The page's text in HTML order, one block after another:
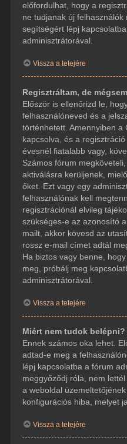
előfordulhat, hogy a
ne tudjanak új felhasználók
segítségért lépj
adminisztrátorával.
Vissza a tetejére
Regisztráltam, de
Először is ellenőrizd le,
felhasználóneved és a
történhetett. Amennyiben a
kapcsolva, és a
évesnél fiatalabb vagy,
Számos fórum
aktiválásra kerüljenek,
őket. Ezt vagy egy
felhasználónak kell
regisztrációnál elvileg
szükséges-e az azonosító
mailt, akkor kövesd az
rossz e-mail címet adtál
Ha biztos vagy benne,
meg, próbálj meg
adminisztrátorával.
Vissza a tetejére
Miért nem tudok belépni?
Ennek számos oka lehet.
adtad-e meg a
lépj kapcsolatba a fórum
meggyőződj róla, nem
a weboldal
konfigurációs hiba, melyet
Vissza a tetejére